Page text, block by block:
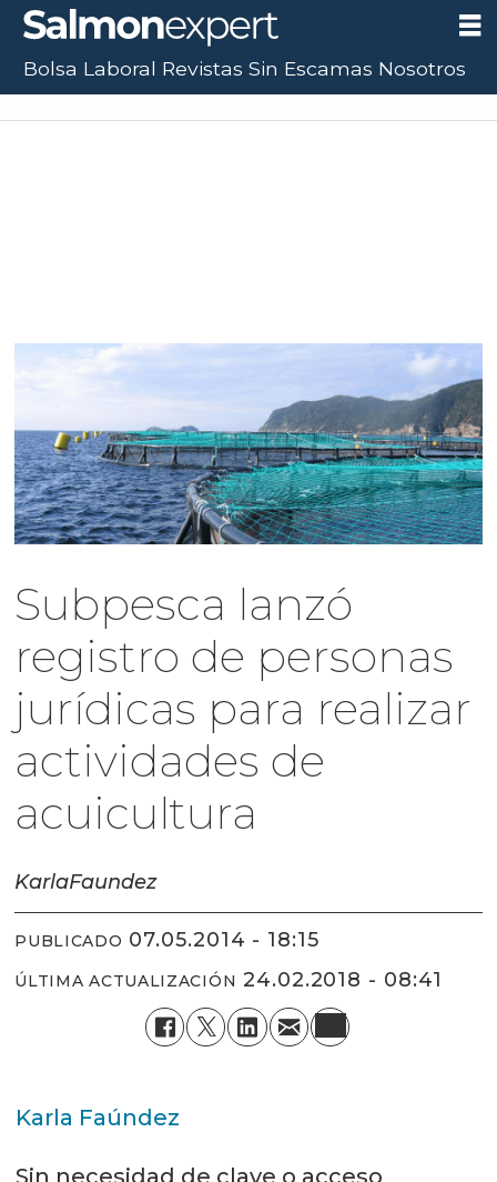
Subpesca lanzó
registro de personas
jurídicas para realizar
actividades de
acuicultura
KarlaFaundez
PUBLICADO 07.05.2014 - 18:15
ÚLTIMA ACTUALIZACIÓN 24.02.2018 - 08:41
Karla Faúndez
Sin necesidad de clave o acceso
Bolsa Laboral Revistas Sin Escamas Nosotros